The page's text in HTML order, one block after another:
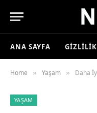
ANA SAYFA
Home » Yaşam » Daha İyi
YAŞAM